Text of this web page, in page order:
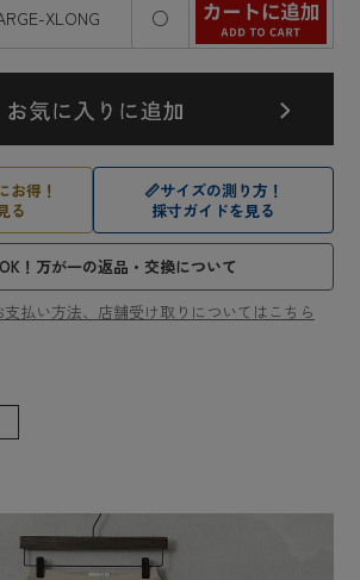
XLONG ○
お得！
る
📏サイズの測り方！
採寸ガイドを見る
！万が一の返品・交換について
払い方法、店舗受け取りについてはこちら